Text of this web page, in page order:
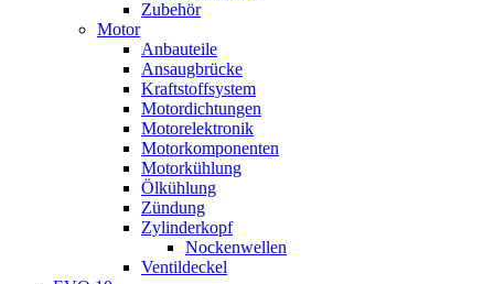
Zubehör
Motor
Anbauteile
Ansaugbrücke
Kraftstoffsystem
Motordichtungen
Motorelektronik
Motorkomponenten
Motorkühlung
Ölkühlung
Zündung
Zylinderkopf
Nockenwellen
Ventildeckel